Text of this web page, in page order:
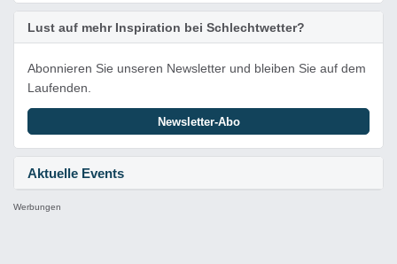
Aktuelle Events
Lust auf mehr Inspiration bei Schlechtwetter?
Abonnieren Sie unseren Newsletter und bleiben Sie auf dem
Laufenden.
Newsletter-Abo
Werbungen